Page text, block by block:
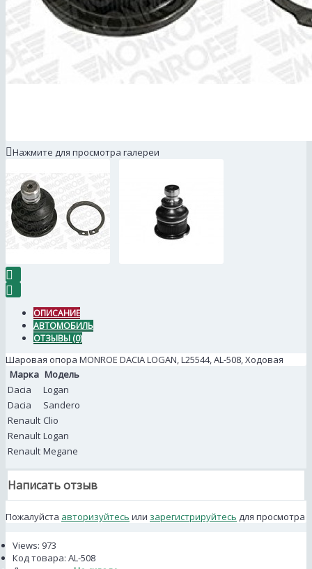
Нажмите для просмотра галереи
ОПИСАНИЕ
АВТОМОБИЛЬ
ОТЗЫВЫ (0)
Шаровая опора MONROE DACIA LOGAN, L25544, AL-508, Ходовая
Марка Модель
Dacia
Logan
Dacia
Sandero
Renault Clio
Renault Logan
Renault Megane
Написать отзыв
Пожалуйста авторизуйтесь или зарегистрируйтесь для просмотра
Views: 973
Код товара: AL-508